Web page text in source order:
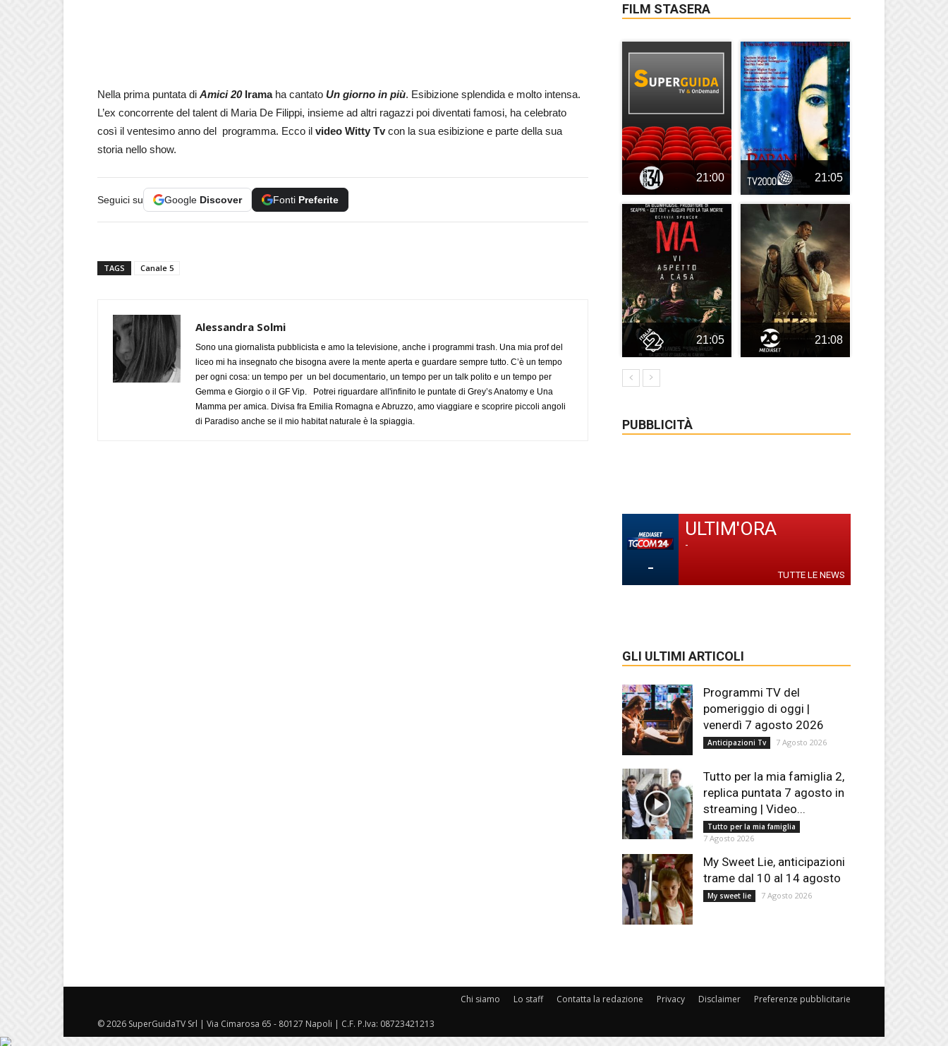
Nella prima puntata di Amici 20 Iramaha cantato Un giorno in più. Esibizione splendida e molto intensa.
L’ex concorrente del talent di Maria De Filippi, insieme ad altri ragazzi poi diventati famosi, ha celebrato
così il ventesimo anno del programma. Ecco il video Witty Tvcon la sua esibizione e parte della sua
storia nello show.
Seguici su Google Discover Fonti Preferite
TAGS Canale 5
Alessandra Solmi
Sono una giornalista pubblicista e amo la televisione, anche i programmi trash. Una mia prof del
liceo mi ha insegnato che bisogna avere la mente aperta e guardare sempre tutto. C’è un tempo
per ogni cosa: un tempo per un bel documentario, un tempo per un talk polito e un tempo per
Gemma e Giorgio o il GF Vip. Potrei riguardare all'infinito le puntate di Grey’s Anatomy e Una
Mamma per amica. Divisa fra Emilia Romagna e Abruzzo, amo viaggiare e scoprire piccoli angoli
di Paradiso anche se il mio habitat naturale è la spiaggia.
FILM STASERA
21:00 21:05
21:05 21:08
PUBBLICITÀ
-
ULTIM'ORA
-
TUTTE LE NEWS
GLI ULTIMI ARTICOLI
Programmi TV del
pomeriggio di oggi |
venerdì 7 agosto 2026
Anticipazioni Tv 7 Agosto 2026
Tutto per la mia famiglia 2,
replica puntata 7 agosto in
streaming | Video...
Tutto per la mia famiglia
7 Agosto 2026
My Sweet Lie, anticipazioni
trame dal 10 al 14 agosto
My sweet lie 7 Agosto 2026
Chi siamo Lo staff Contatta la redazione Privacy Disclaimer Preferenze pubblicitarie
© 2026 SuperGuidaTV Srl | Via Cimarosa 65 - 80127 Napoli | C.F. P.Iva: 08723421213